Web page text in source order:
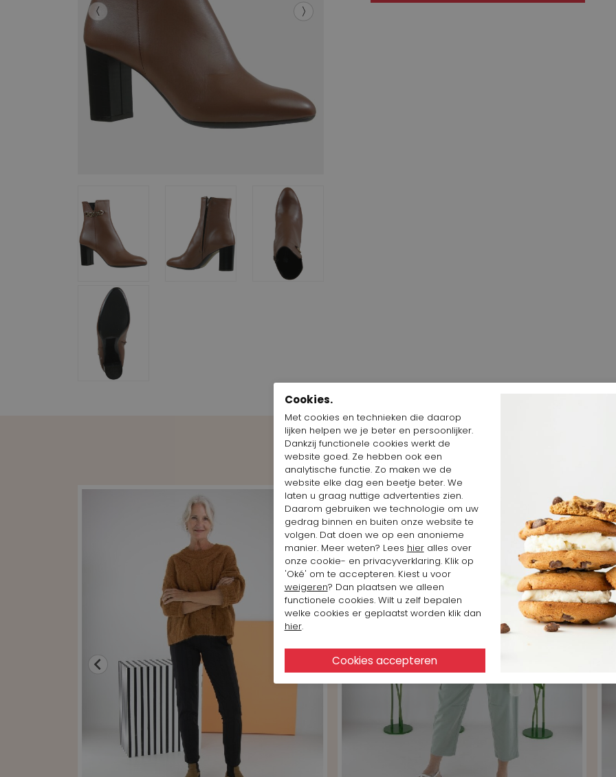
Shop the Look
Cookies.
Met cookies en technieken die daarop
lijken helpen we je beter en persoonlijker.
Dankzij functionele cookies werkt de
website goed. Ze hebben ook een
analytische functie. Zo maken we de
website elke dag een beetje beter. We
laten u graag nuttige advertenties zien.
Daarom gebruiken we technologie om uw
gedrag binnen en buiten onze website te
volgen. Dat doen we op een anonieme
manier. Meer weten? Lees hieralles over
onze cookie- en privacyverklaring. Klik op
'Oké' om te accepteren. Kiest u voor
weigeren? Dan plaatsen we alleen
functionele cookies. Wilt u zelf bepalen
welke cookies er geplaatst worden klik dan
hier.